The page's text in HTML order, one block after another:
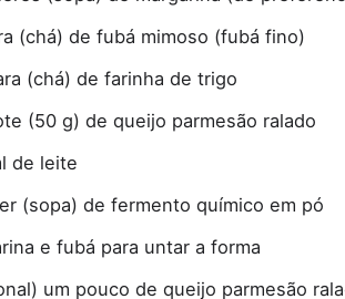
(chá) de fubá mimoso (fubá fino)
(chá) de farinha de trigo
(50 g) de queijo parmesão ralado
de leite
(sopa) de fermento químico em pó
e fubá para untar a forma
um pouco de queijo parmesão